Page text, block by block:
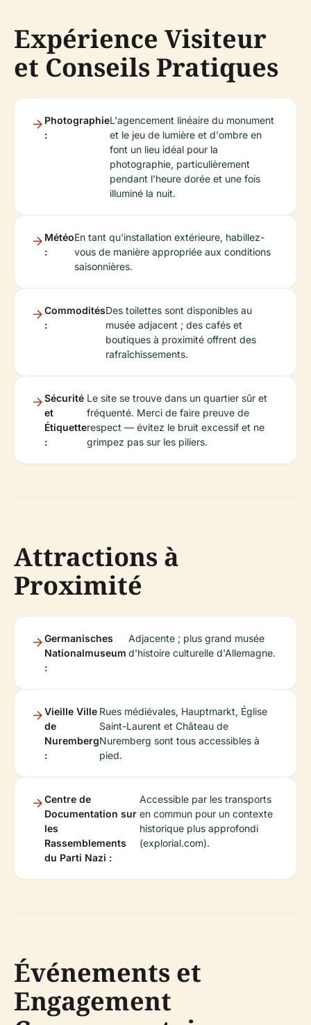
Expérience Visiteur
et Conseils Pratiques
Photographie
:
L'agencement linéaire du monument
et le jeu de lumière et d'ombre en
font un lieu idéal pour la
photographie, particulièrement
pendant l'heure dorée et une fois
illuminé la nuit.
Météo
:
En tant qu'installation extérieure, habillez-
vous de manière appropriée aux conditions
saisonnières.
Commodités
:
Des toilettes sont disponibles au
musée adjacent ; des cafés et
boutiques à proximité offrent des
rafraîchissements.
Sécurité
et
Étiquette
:
Le site se trouve dans un quartier sûr et
fréquenté. Merci de faire preuve de
respect — évitez le bruit excessif et ne
grimpez pas sur les piliers.
Attractions à
Proximité
Germanisches
Nationalmuseum
:
Adjacente ; plus grand musée
d'histoire culturelle d'Allemagne.
Vieille Ville
de
Nuremberg
:
Rues médiévales, Hauptmarkt, Église
Saint-Laurent et Château de
Nuremberg sont tous accessibles à
pied.
Centre de
Documentation sur
les
Rassemblements
du Parti Nazi :
Accessible par les transports
en commun pour un contexte
historique plus approfondi
(explorial.com).
Événements et
Engagement